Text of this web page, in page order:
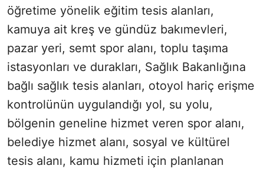
öğretime yönelik eğitim tesis alanları,
kamuya ait kreş ve gündüz bakımevleri,
pazar yeri, semt spor alanı, toplu taşıma
istasyonları ve durakları, Sağlık Bakanlığına
bağlı sağlık tesis alanları, otoyol hariç erişme
kontrolünün uygulandığı yol, su yolu,
bölgenin geneline hizmet veren spor alanı,
belediye hizmet alanı, sosyal ve kültürel
tesis alanı, kamu hizmeti için planlanan